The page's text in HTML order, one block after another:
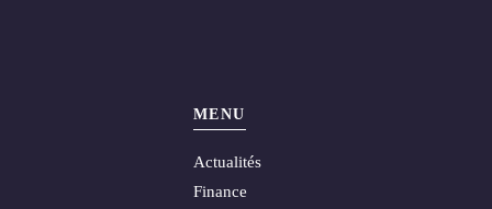
MENU
Actualités
Finance